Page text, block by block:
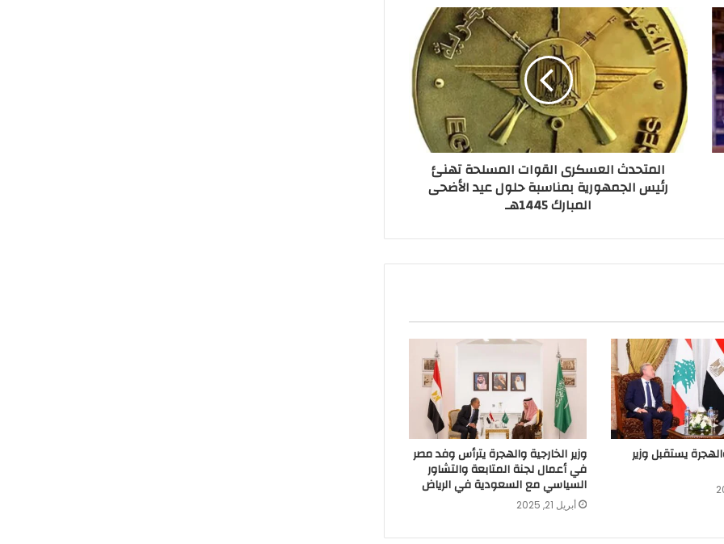
المتحدث العسكرى القوات المسلحة تهنئ
رئيس الجمهورية بمناسبة حلول عيد الأضحى
المبارك 1445هـ
يستقبل وزير وزير الخارجية والهجرة يترأس وفد مصر
في أعمال لجنة المتابعة والتشاور
السياسي مع السعودية في الرياض
أبريل 21, 2025